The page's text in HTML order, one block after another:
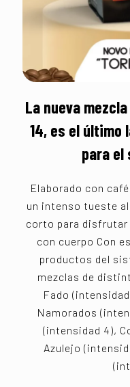
La nueva
14, es el último
para el
Elaborado con
un intenso tueste
corto para disfrutar
con cuerpo Con
productos del
mezclas de
Fado
Namorados
(intensidad 4),
Azulejo